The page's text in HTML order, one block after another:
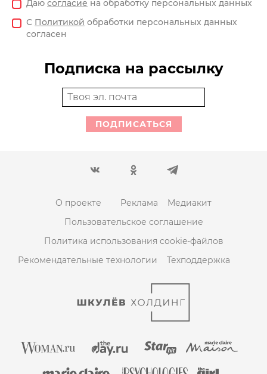
Даю согласие на обработку персональных данных
С Политикой обработки персональных данных
согласен
Подписка на рассылку
ПОДПИСАТЬСЯ
О проекте Реклама
Медиакит
Пользовательское соглашение
Политика использования cookie-файлов
Рекомендательные технологии
Техподдержка